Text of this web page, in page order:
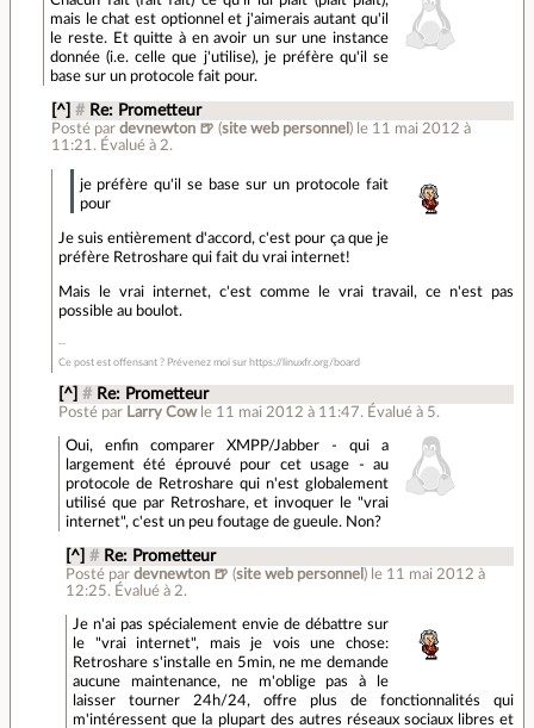
mais le chat est optionnel et j'aimerais autant qu'il
le reste. Et quitte à en avoir un sur une instance
donnée (i.e. celle que j'utilise), je préfère qu'il se
base sur un protocole fait pour.
[^] # Re: Prometteur
Posté par devnewton 🍺 (site web personnel ) le 11 mai 2012 à
11:21 . Évalué à 2.
je préfère qu'il se base sur un protocole fait
pour
Je suis entièrement d'accord, c'est pour ça que je
préfère Retroshare qui fait du vrai internet!
Mais le vrai internet, c'est comme le vrai travail, ce n'est pas
possible au boulot.
Ce post est offensant ? Prévenez moi sur https://linuxfr.org/board
[^] # Re: Prometteur
Posté par Larry Cow le 11 mai 2012 à 11:47. Évalué à 5.
Oui, enfin comparer XMPP/Jabber - qui a
largement été éprouvé pour cet usage - au
protocole de Retroshare qui n'est globalement
utilisé que par Retroshare, et invoquer le "vrai
internet", c'est un peu foutage de gueule. Non?
[^] # Re: Prometteur
Posté pardevnewton 🍺 (site web personnel ) le 11 mai 2012 à
12:25. Évalué à 2.
Je n'ai pas spécialement envie de débattre sur
le "vrai internet", mais je vois une chose:
Retroshare s'installe en 5min, ne me demande
aucune maintenance, ne m'oblige pas à le
laisser tourner 24h/24, offre plus de fonctionnalités qui
m'intéressent que la plupart des autres réseaux sociaux libres et